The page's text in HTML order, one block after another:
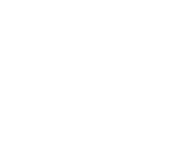
تضمین
ضمانت